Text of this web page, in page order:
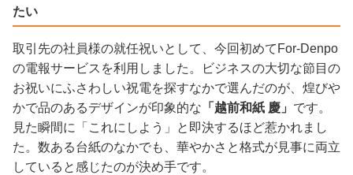
たい
取引先の社員様の就任祝いとして、今回初めてFor-Denpo
の電報サービスを利用しました。ビジネスの大切な節目の
お祝いにふさわしい祝電を探すなかで選んだのが、煌びや
かで品のあるデザインが印象的な 「越前和紙 慶」 です。
見た瞬間に「これにしよう」と即決するほど惹かれまし
た。数ある台紙のなかでも、華やかさと格式が見事に両立
していると感じたのが決め手です。